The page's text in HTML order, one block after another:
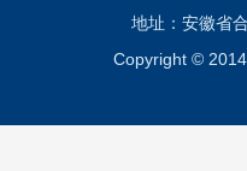
地址：安徽省
Copyright ©